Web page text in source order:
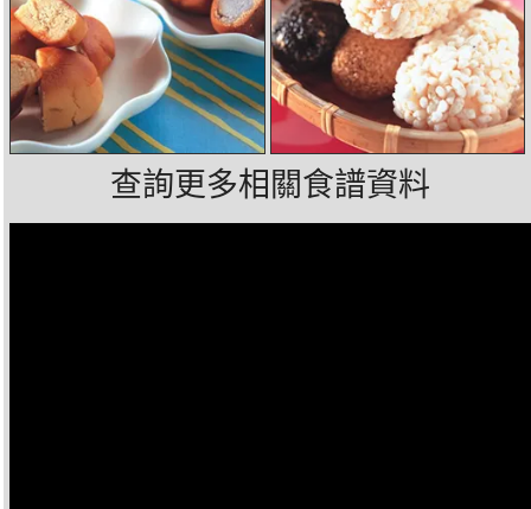
查詢更多相關食譜資料